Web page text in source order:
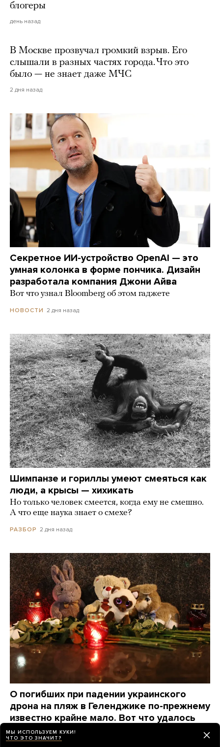
блогеры
день назад
В Москве прозвучал громкий взрыв. Его
слышали в разных частях города. Что это
было — не знает даже МЧС
2 дня назад
Секретное ИИ-устройство OpenAI — это
умная колонка в форме пончика. Дизайн
разработала компания Джони Айва
Вот что узнал Bloomberg об этом гаджете
НОВОСТИ 2 дня назад
Шимпанзе и гориллы умеют смеяться как
люди, а крысы — хихикать
Но только человек смеется, когда ему не смешно.
А что еще наука знает о смехе?
РАЗБОР 2 дня назад
О погибших при падении украинского
дрона на пляж в Геленджике по-прежнему
известно крайне мало. Вот что удалось
узнать о жертвах за три дня
МЫ ИСПОЛЬЗУЕМ КУКИ!
ЧТО ЭТО ЗНАЧИТ?